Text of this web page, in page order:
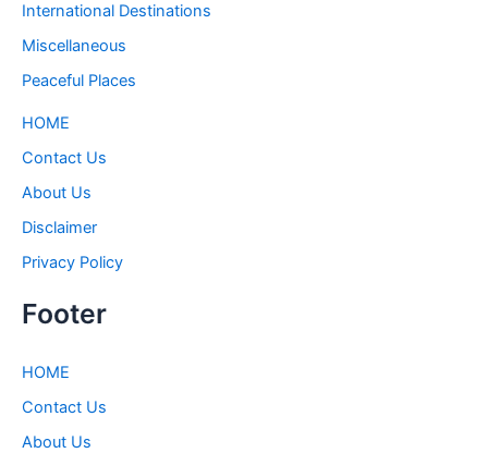
International Destinations
Miscellaneous
Peaceful Places
HOME
Contact Us
About Us
Disclaimer
Privacy Policy
Footer
HOME
Contact Us
About Us